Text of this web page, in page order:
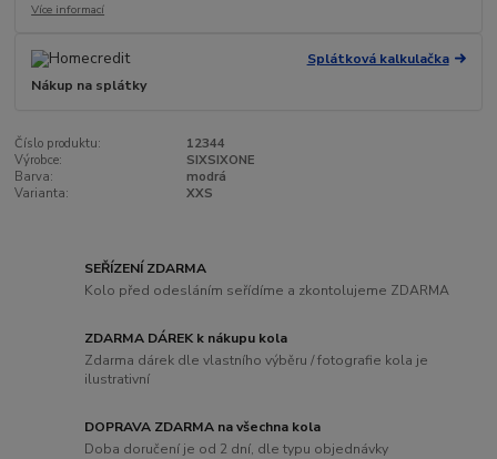
Více informací
Splátková kalkulačka
Nákup na splátky
Číslo produktu:
12344
Výrobce:
SIXSIXONE
Barva:
modrá
Varianta:
XXS
SEŘÍZENÍ ZDARMA
Kolo před odesláním seřídíme a zkontolujeme ZDARMA
ZDARMA DÁREK k nákupu kola
Zdarma dárek dle vlastního výběru / fotografie kola je
ilustrativní
DOPRAVA ZDARMA na všechna kola
Doba doručení je od 2 dní, dle typu objednávky